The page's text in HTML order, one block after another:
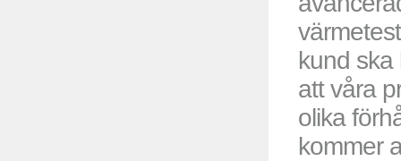
kund ska
att våra
olika
kommer